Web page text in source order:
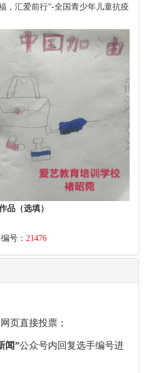
，汇爱前行”-全国青少年儿童抗疫
品（选填）
号： 21476
页直接投票；
闻”公众号内回复选手编号进